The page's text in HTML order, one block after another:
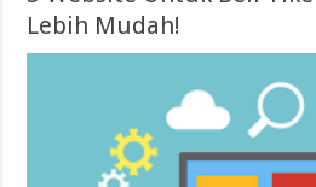
Lebih Mudah!